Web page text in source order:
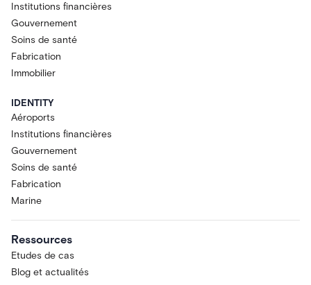
Institutions financières
Gouvernement
Soins de santé
Fabrication
Immobilier
IDENTITY
Aéroports
Institutions financières
Gouvernement
Soins de santé
Fabrication
Marine
Ressources
Etudes de cas
Blog et actualités